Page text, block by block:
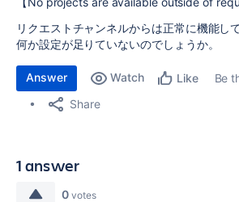
リクエストチャンネルからは正常に機能し
何か設定が足りていないのでしょうか。
Answer Watch Like
Be
Share
1 answer
0 votes